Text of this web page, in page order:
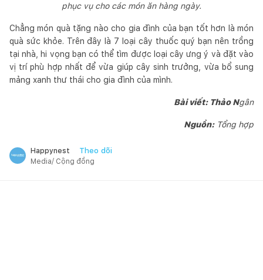
phục vụ cho các món ăn hàng ngày.
Chẳng món quà tặng nào cho gia đình của bạn tốt hơn là món
quà sức khỏe. Trên đây là 7 loại cây thuốc quý bạn nên trồng
tại nhà, hi vọng bạn có thể tìm được loại cây ưng ý và đặt vào
vị trí phù hợp nhất để vừa giúp cây sinh trưởng, vừa bổ sung
mảng xanh thư thái cho gia đình của mình.
Bài viết: Thảo Ngân
Nguồn:Tổng hợp
Happynest Theo dõi
Media/ Cộng đồng